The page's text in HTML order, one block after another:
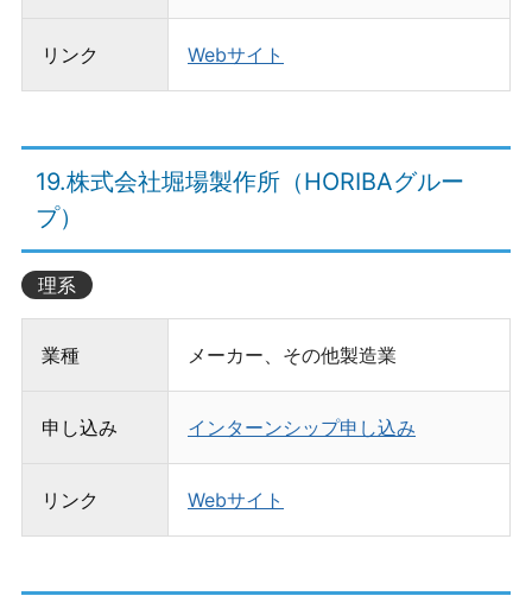
リンク Webサイト
19.株式会社堀場製作所（HORIBAグルー
プ）
理系
業種 メーカー、その他製造業
申し込み インターンシップ申し込み
リンク Webサイト